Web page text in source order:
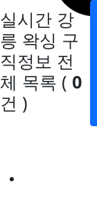
실시간 강
릉 왁싱 구
직정보 전
체 목록 ( 0
건 )